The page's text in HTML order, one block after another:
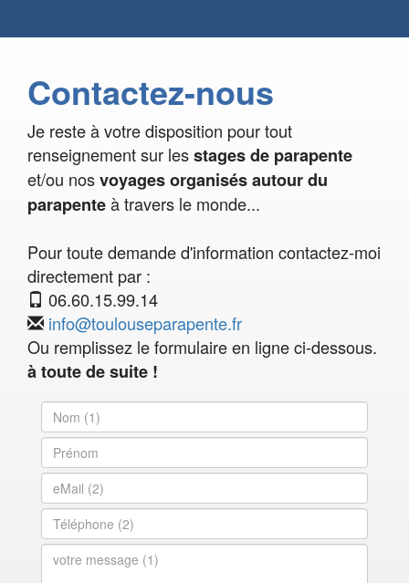
Contactez-nous
Je reste à votre disposition pour tout
renseignement sur lesstages de parapente
et/ou nosvoyages organisés autour du
parapenteà travers le monde...
Pour toute demande d'information contactez-moi
directement par :
06.60.15.99.14
info@toulouseparapente.fr
Ou remplissez le formulaire en ligne ci-dessous.
à toute de suite !